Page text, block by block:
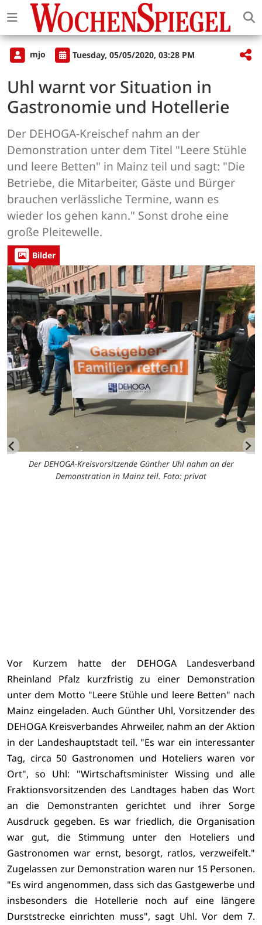
mjo Tuesday, 05/05/2020, 03:28 PM
Uhl warnt vor Situation in
Gastronomie und Hotellerie
Der DEHOGA-Kreischef nahm an der
Demonstration unter dem Titel "Leere Stühle
und leere Betten" in Mainz teil und sagt: "Die
Betriebe, die Mitarbeiter, Gäste und Bürger
brauchen verlässliche Termine, wann es
wieder los gehen kann." Sonst drohe eine
große Pleitewelle.
Bilder
Der DEHOGA-Kreisvorsitzende Günther Uhl nahm an der
Demonstration in Mainz teil. Foto: privat
Vor Kurzem hatte der DEHOGA Landesverband
Rheinland Pfalz kurzfristig zu einer Demonstration
unter dem Motto "Leere Stühle und leere Betten" nach
Mainz eingeladen. Auch Günther Uhl, Vorsitzender des
DEHOGA Kreisverbandes Ahrweiler, nahm an der Aktion
in der Landeshauptstadt teil. "Es war ein interessanter
Tag, circa 50 Gastronomen und Hoteliers waren vor
Ort", so Uhl: "Wirtschaftsminister Wissing und alle
Fraktionsvorsitzenden des Landtages haben das Wort
an die Demonstranten gerichtet und ihrer Sorge
Ausdruck gegeben. Es war friedlich, die Organisation
war gut, die Stimmung unter den Hoteliers und
Gastronomen war ernst, besorgt, ratlos, verzweifelt."
Zugelassen zur Demonstration waren nur 15 Personen.
"Es wird angenommen, dass sich das Gastgewerbe und
insbesonders die Hotellerie noch auf eine längere
Durststrecke einrichten muss", sagt Uhl. Vor dem 7.